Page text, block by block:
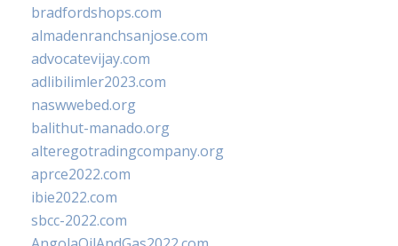
bradfordshops.com
almadenranchsanjose.com
advocatevijay.com
adlibilimler2023.com
naswwebed.org
balithut-manado.org
alteregotradingcompany.org
aprce2022.com
ibie2022.com
sbcc-2022.com